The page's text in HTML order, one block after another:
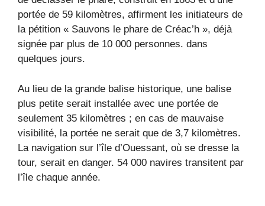
portée de 59 kilomètres, affirment les initiateurs de
la pétition « Sauvons le phare de Créac’h », déjà
signée par plus de 10 000 personnes. dans
quelques jours.
Au lieu de la grande balise historique, une balise
plus petite serait installée avec une portée de
seulement 35 kilomètres ; en cas de mauvaise
visibilité, la portée ne serait que de 3,7 kilomètres.
La navigation sur l’île d’Ouessant, où se dresse la
tour, serait en danger. 54 000 navires transitent par
l’île chaque année.